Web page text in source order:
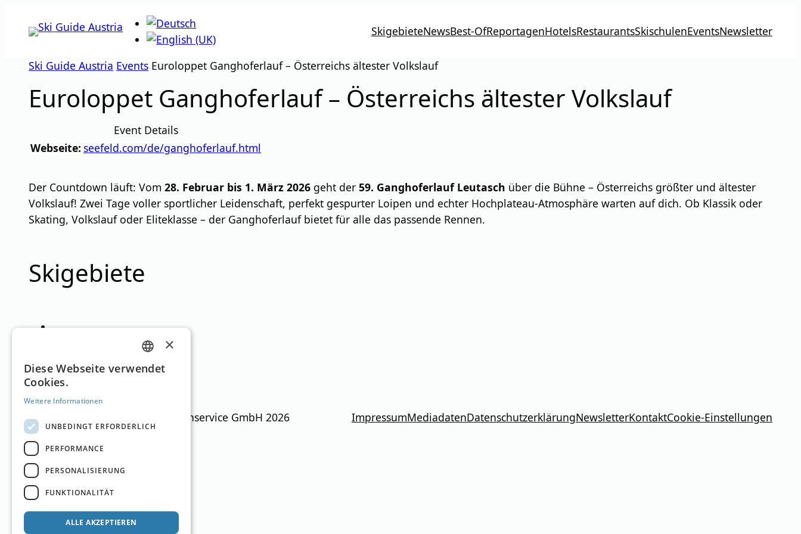
Inhalt
SkigebieteNewsBest-OfReportagenHotelsRestaurantsSkischulenEventsNewsletter
Ski Guide Austria Events Euroloppet Ganghoferlauf – Österreichs ältester Volkslauf
Euroloppet Ganghoferlauf – Österreichs ältester Volkslauf
Event Details
Webseite: seefeld.com/de/ganghoferlauf.html
Der Countdown läuft: Vom 28. Februar bis 1. März 2026 geht der 59. Ganghoferlauf Leutasch über die Bühne – Österreichs größter und ältester
Volkslauf! Zwei Tage voller sportlicher Leidenschaft, perfekt gespurter Loipen und echter Hochplateau-Atmosphäre warten auf dich. Ob Klassik oder
Skating, Volkslauf oder Eliteklasse – der Ganghoferlauf bietet für alle das passende Rennen.
Skigebiete
Seefeld mit Leutasch
Tirol
Ski Guide Austria © MN Anzeigenservice GmbH 2026 ImpressumMediadatenDatenschutzerklärungNewsletterKontaktCookie-Einstellungen
GERMAN
×
Diese Webseite verwendet
Cookies.
Weitere Informationen
UNBEDINGT ERFORDERLICH
PERFORMANCE
PERSONALISIERUNG
FUNKTIONALITÄT
ALLE AKZEPTIEREN